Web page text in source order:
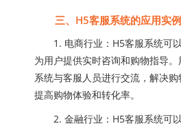
三、H5客服系统的应用实例
1. 电商行业：H5客服系统可以
为用户提供实时咨询和购物指导
系统与客服人员进行交流，解决购
提高购物体验和转化率。
2. 金融行业：H5客服系统可以